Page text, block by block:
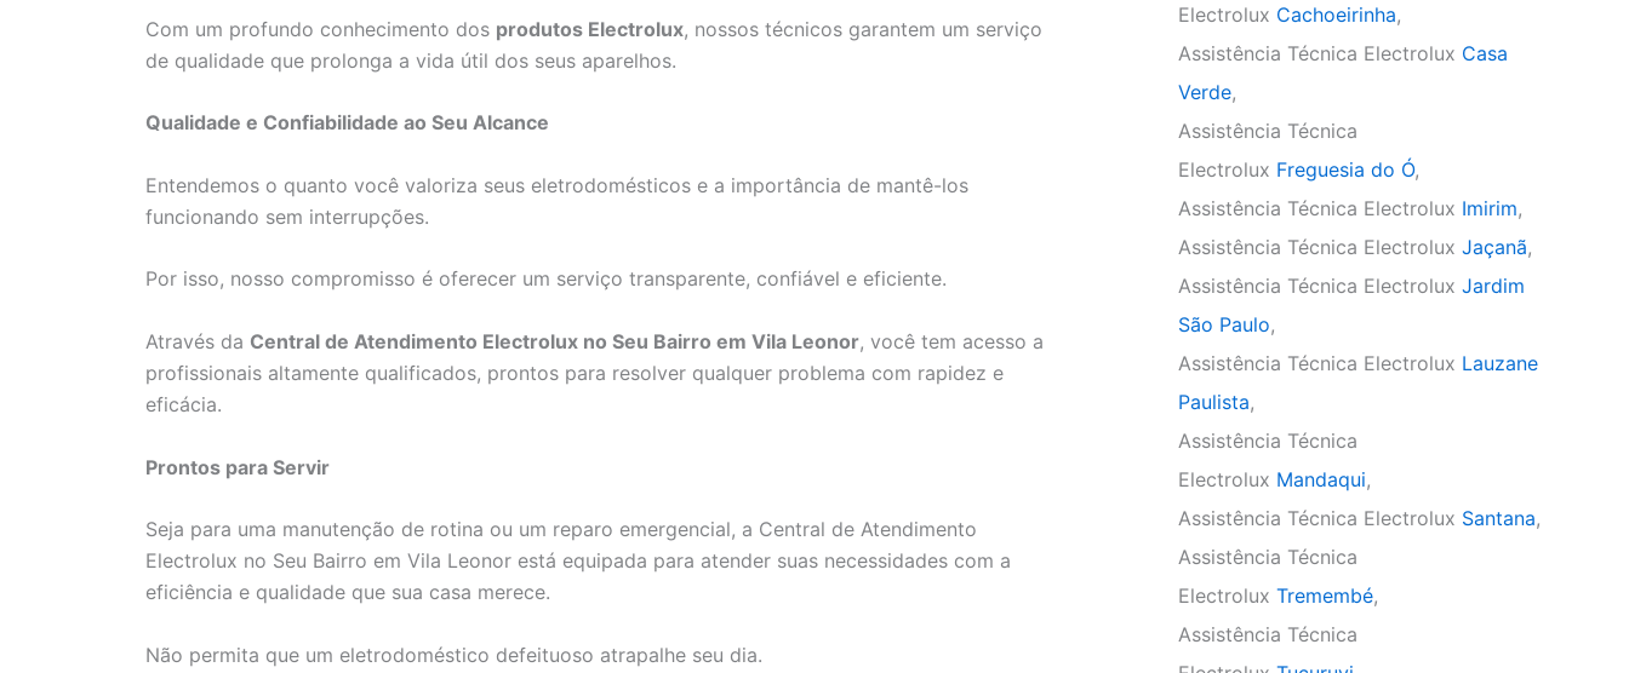
Com um profundo conhecimento dos produtos Electrolux, nossos técnicos garantem um serviço
de qualidade que prolonga a vida útil dos seus aparelhos.
Qualidade e Confiabilidade ao Seu Alcance
Entendemos o quanto você valoriza seus eletrodomésticos e a importância de mantê-los
funcionando sem interrupções.
Por isso, nosso compromisso é oferecer um serviço transparente, confiável e eficiente.
Através da Central de Atendimento Electrolux no Seu Bairro em Vila Leonor, você tem acesso a
profissionais altamente qualificados, prontos para resolver qualquer problema com rapidez e
eficácia.
Prontos para Servir
Seja para uma manutenção de rotina ou um reparo emergencial, a Central de Atendimento
Electrolux no Seu Bairro em Vila Leonor está equipada para atender suas necessidades com a
eficiência e qualidade que sua casa merece.
Não permita que um eletrodoméstico defeituoso atrapalhe seu dia.
Electrolux Cachoeirinha,
Assistência Técnica Electrolux Casa
Verde,
Assistência Técnica
Electrolux Freguesia do Ó,
Assistência Técnica Electrolux Imirim,
Assistência Técnica Electrolux Jaçanã,
Assistência Técnica Electrolux Jardim
São Paulo,
Assistência Técnica Electrolux Lauzane
Paulista,
Assistência Técnica
Electrolux Mandaqui,
Assistência Técnica Electrolux Santana,
Assistência Técnica
Electrolux Tremembé,
Assistência Técnica